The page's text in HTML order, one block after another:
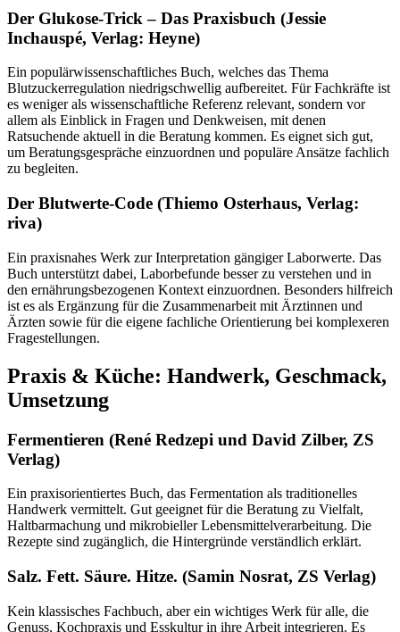
Der Glukose-Trick – Das Praxisbuch (Jessie
Inchauspé, Verlag: Heyne)
Ein populärwissenschaftliches Buch, welches das Thema
Blutzuckerregulation niedrigschwellig aufbereitet. Für Fachkräfte ist
es weniger als wissenschaftliche Referenz relevant, sondern vor
allem als Einblick in Fragen und Denkweisen, mit denen
Ratsuchende aktuell in die Beratung kommen. Es eignet sich gut,
um Beratungsgespräche einzuordnen und populäre Ansätze fachlich
zu begleiten.
Der Blutwerte-Code (Thiemo Osterhaus, Verlag:
riva)
Ein praxisnahes Werk zur Interpretation gängiger Laborwerte. Das
Buch unterstützt dabei, Laborbefunde besser zu verstehen und in
den ernährungsbezogenen Kontext einzuordnen. Besonders hilfreich
ist es als Ergänzung für die Zusammenarbeit mit Ärztinnen und
Ärzten sowie für die eigene fachliche Orientierung bei komplexeren
Fragestellungen.
Praxis & Küche: Handwerk, Geschmack,
Umsetzung
Fermentieren (René Redzepi und David Zilber, ZS
Verlag)
Ein praxisorientiertes Buch, das Fermentation als traditionelles
Handwerk vermittelt. Gut geeignet für die Beratung zu Vielfalt,
Haltbarmachung und mikrobieller Lebensmittelverarbeitung. Die
Rezepte sind zugänglich, die Hintergründe verständlich erklärt.
Salz. Fett. Säure. Hitze. (Samin Nosrat, ZS Verlag)
Kein klassisches Fachbuch, aber ein wichtiges Werk für alle, die
Genuss, Kochpraxis und Esskultur in ihre Arbeit integrieren. Es